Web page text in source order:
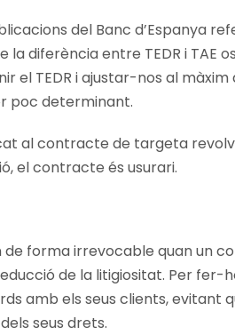
del Banc d’Espanya
diferència entre TEDR i TAE
el TEDR i ajustar-nos al màxim
poc determinant.
al contracte de targeta
el contracte és usurari.
de forma irrevocable quan un
de la litigiositat. Per fer-
amb els seus clients, evitant
seus drets.